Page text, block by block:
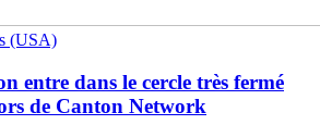
(USA)
entre dans le cercle très fermé
de Canton Network